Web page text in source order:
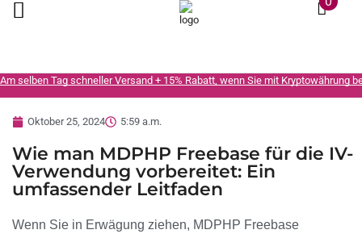
Am selben Tag schneller Versand + 15% Rabatt, wenn Sie mit Kryptowährung
Oktober 25, 2024 5:59 a.m.
Wie man MDPHP Freebase für die IV-
Verwendung vorbereitet: Ein
umfassender Leitfaden
Wenn Sie in Erwägung ziehen, MDPHP Freebase